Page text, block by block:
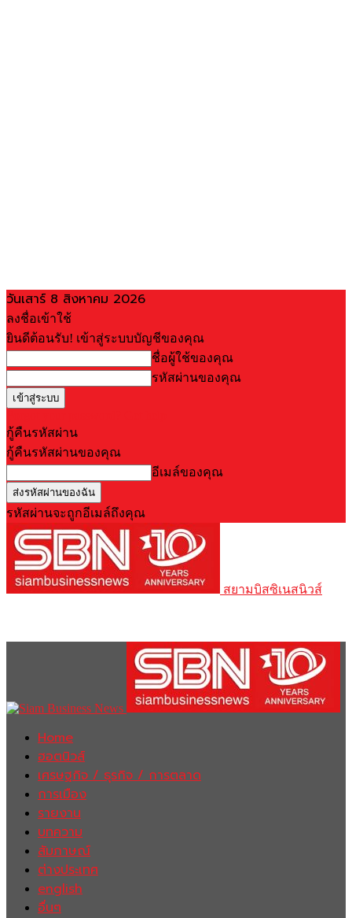
วันเสาร์ 8 สิงหาคม 2026
ลงชื่อเข้าใช้
ยินดีต้อนรับ! เข้าสู่ระบบบัญชีของคุณ
ชื่อผู้ใช้ของคุณ
รหัสผ่านของคุณ
กู้คืนรหัสผ่าน
กู้คืนรหัสผ่านของคุณ
อีเมล์ของคุณ
รหัสผ่านจะถูกอีเมล์ถึงคุณ
สยามบิสซิเนสนิวส์
Home
ฮอตนิวส์
เศรษฐกิจ / ธุรกิจ / การตลาด
การเมือง
รายงาน
บทความ
สัมภาษณ์
ต่างประเทศ
english
อื่นๆ